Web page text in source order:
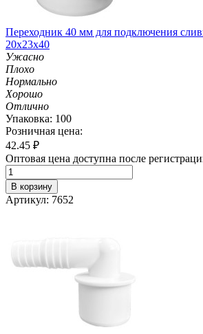
Переходник 40 мм для подключения
20х23х40
Ужасно
Плохо
Нормально
Хорошо
Отлично
Упаковка: 100
Розничная цена:
42.45 ₽
Оптовая цена доступна после
В корзину
Артикул: 7652